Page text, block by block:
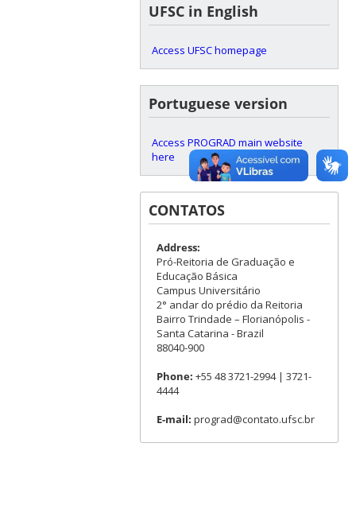
UFSC in English
Access UFSC homepage
Portuguese version
Access PROGRAD main website
here
CONTATOS
Address:
Pró-Reitoria de Graduação e
Educação Básica
Campus Universitário
2° andar do prédio da Reitoria
Bairro Trindade – Florianópolis -
Santa Catarina - Brazil
88040-900
Phone: +55 48 3721-2994 | 3721-
4444
E-mail: prograd@contato.ufsc.br